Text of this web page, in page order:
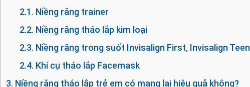
2.1. Niềng răng trainer
2.2. Niềng răng tháo lắp kim loại
2.3. Niềng răng trong suốt Invisalign First, Invisalign Teen
2.4. Khí cụ tháo lắp Facemask
3. Niềng răng tháo lắp trẻ em có mang lại hiệu quả không?